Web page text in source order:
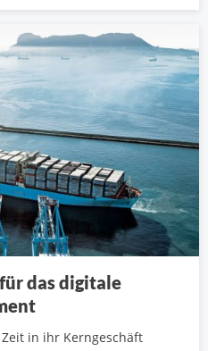
das digitale
in ihr Kerngeschäft